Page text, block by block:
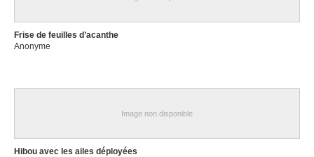
Frise de feuilles d’acanthe
Anonyme
Image non disponible
Hibou avec les ailes déployées